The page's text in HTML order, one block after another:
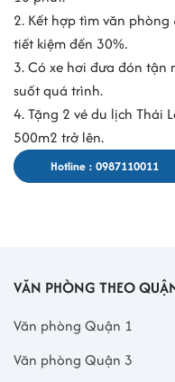
2. Kết hợp tìm văn
tiết kiệm đến 30%.
3. Có xe hơi đưa đón tận
suốt quá trình.
4. Tặng 2 vé du lịch Thái
500m2 trở lên.
Hotline : 0987110011
VĂN PHÒNG THEO
Văn phòng Quận 1
Văn phòng Quận 3